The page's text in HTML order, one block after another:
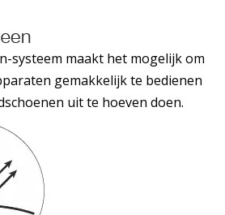
systeem maakt het mogelijk om
gemakkelijk te bedienen
uit te hoeven doen.